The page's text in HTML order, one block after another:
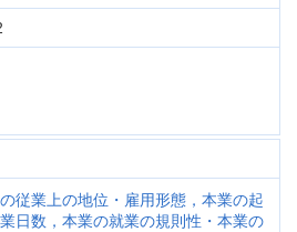
従業上の地位・雇用形態，本業の起
日数，本業の就業の規則性・本業の